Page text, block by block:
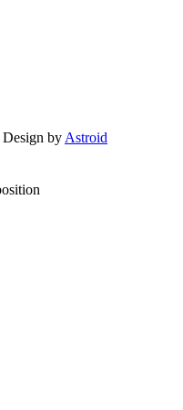
Design by Astroid